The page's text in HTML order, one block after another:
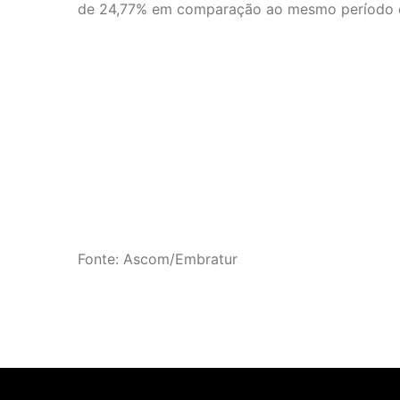
de 24,77% em comparação ao mesmo período
Fonte: Ascom/Embratur